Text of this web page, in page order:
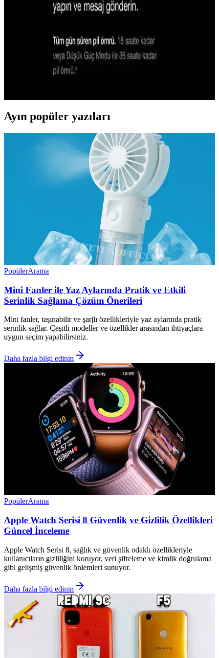
iPhone 16'nın özellikleri henüz net olmasa da, genel teknolojik
Apple Akıllı Saatlerin Teknolojisi ve Gelecekteki
Rolü Üzerine Detaylı İnceleme
Apple Watch serisi, sağlık, bildirim ve kişisel asistan özellikleriyle
Ayın popüler yazıları
PopülerArama
Mini Fanler ile Yaz Aylarında Pratik ve Etkili
Serinlik Sağlama Çözüm Önerileri
Mini fanler, taşınabilir ve şarjlı özellikleriyle yaz aylarında pratik
serinlik sağlar. Çeşitli modeller ve özellikler arasından ihtiyaçlara
uygun seçim yapabilirsiniz.
Daha fazla bilgi edinin
PopülerArama
Apple Watch Serisi 8 Güvenlik ve Gizlilik Özellikleri
Güncel İnceleme
Apple Watch Serisi 8, sağlık ve güvenlik odaklı özellikleriyle
kullanıcıların gizliliğini koruyor, veri şifreleme ve kimlik doğrulama
gibi gelişmiş güvenlik önlemleri sunuyor.
Daha fazla bilgi edinin